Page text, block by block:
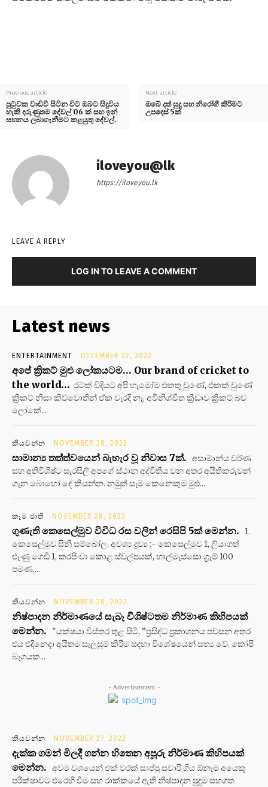
Previous article
පුටුවක වාඩිවී සිටින විට ඔබට සිදුවිය
හැකි දරුණුතම දේවල් 06 ක් සහ ඉන්
සහනය ලබාගැනීමට කළයුතු දේවල්.
Next article
ඔබේ දත් සුදු සහ නිරෝගී කිරීමට
උපදෙස් 5ක්
iloveyou@lk
https://iloveyou.lk
LEAVE A REPLY
LOG IN TO LEAVE A COMMENT
Latest news
ENTERTAINMENT DECEMBER 22, 2022
අපේ ක්‍රිකට් මුළු ලෝකයටම… Our brand of cricket to
the world… රටක් විදියට අපි හැමෝම එකතු වුණේ, එකක් වුණේ
ක්‍රිකට් නිසා කිව්වොතින් ඒක වැරදි නෑ. අවිනිශ්චිත ක්‍රීඩාව ක්‍රිකට් බව
ලෝකේ...
කියවන්න NOVEMBER 28, 2022
සාමාන්‍ය තත්ත්වයෙන් බැහැර වූ නිවාස 7ක්. අසාමාන්ය වර්ණ
සහ අතිවිශිෂ්ට සැරසිලි අපගේ ස්ථාන අද්විතීය වන අතර අයිතිකරුවන්
ගැන බොහෝ දේ කියන්න. නමුත් සෑම කෙනෙකුම මුළු...
කෑම ජාති NOVEMBER 28, 2022
ගුණැති කෙසෙල්මුව විවිධ රස වලින් රෙසිපි 5ක් මෙන්න. 1.
කෙසෙල්මුව සීනි සම්බෝල. අවශ්‍ය ද්‍රව්‍ය :- කෙසෙල්මුව 1, ලියාගත්
ළූණු ගෙඩි 1, කරපිංචා කොළ ස්වල්පයක්, හාල්මැස්සො ග්‍රෑම් 100
පමණ,...
කියවන්න NOVEMBER 28, 2022
නිෂ්පාදන නිර්මාණයේ සැබෑ විශිෂ්ටතම නිර්මාණ කිහිපයක්
මෙන්න.
"යක්ෂයා විස්තර තුළ සිටී, ”ප්‍රසිද්ධ ප්‍රකාශනය පවසන අතර
එය එදිනෙදා අයිතම සැලසුම් කිරීම සඳහා විශේෂයෙන් සත්‍ය වේ. කෝපි
බෑගයක...
- Advertisement -
කියවන්න NOVEMBER 27, 2022
දැක්ක ගමන් මිලදී ගන්න හිතෙන අපූරු නිර්මාණ කිහිපයක්
මෙන්න. අවම වශයෙන් එක් වරක් සාප්පු සවාරි ගිය ඕනෑම අයෙකු
පරීක්ෂාවට එරෙහි වීම සහ රාක්කයේ ඇති නිෂ්පාදන පුදුම සහගත